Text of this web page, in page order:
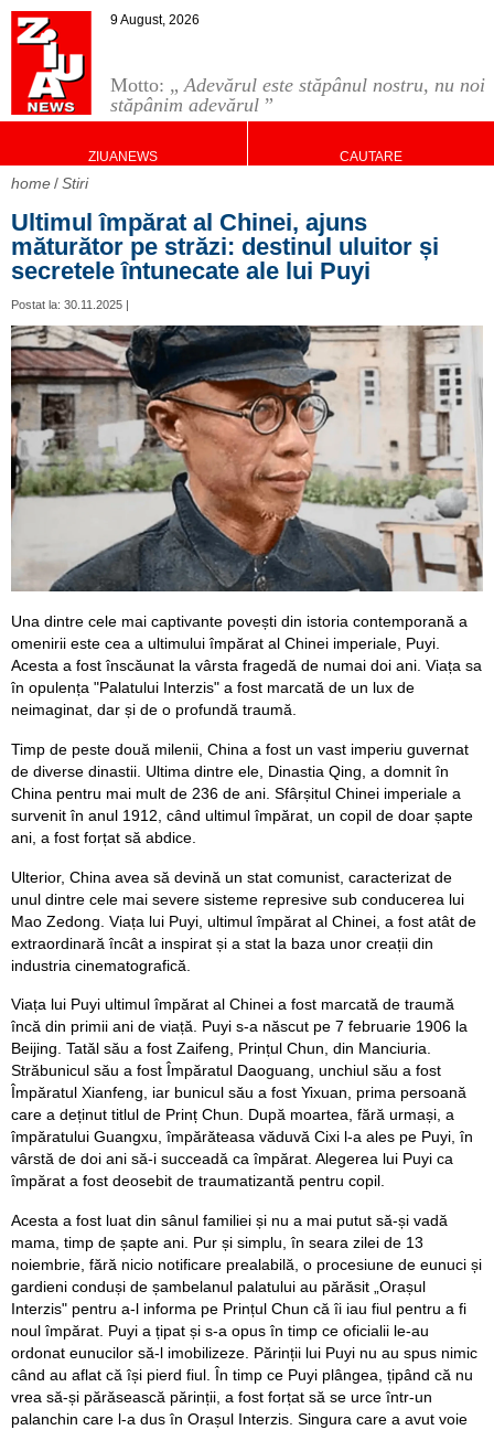
Motto: „Adevărul este stăpânul nostru, nu noi
stăpânim adevărul ”
9 August, 2026
ZIUANEWS CAUTARE
home Stiri
Ultimul împărat al Chinei, ajuns
măturător pe străzi: destinul uluitor și
secretele întunecate ale lui Puyi
Postat la: 30.11.2025 |
Una dintre cele mai captivante povești din istoria contemporană a
omenirii este cea a ultimului împărat al Chinei imperiale, Puyi.
Acesta a fost înscăunat la vârsta fragedă de numai doi ani. Viața sa
în opulența "Palatului Interzis" a fost marcată de un lux de
neimaginat, dar și de o profundă traumă.
Timp de peste două milenii, China a fost un vast imperiu guvernat
de diverse dinastii. Ultima dintre ele, Dinastia Qing, a domnit în
China pentru mai mult de 236 de ani. Sfârșitul Chinei imperiale a
survenit în anul 1912, când ultimul împărat, un copil de doar șapte
ani, a fost forțat să abdice.
Ulterior, China avea să devină un stat comunist, caracterizat de
unul dintre cele mai severe sisteme represive sub conducerea lui
Mao Zedong. Viața lui Puyi, ultimul împărat al Chinei, a fost atât de
extraordinară încât a inspirat și a stat la baza unor creații din
industria cinematografică.
Viața lui Puyi ultimul împărat al Chinei a fost marcată de traumă
încă din primii ani de viață. Puyi s-a născut pe 7 februarie 1906 la
Beijing. Tatăl său a fost Zaifeng, Prințul Chun, din Manciuria.
Străbunicul său a fost Împăratul Daoguang, unchiul său a fost
Împăratul Xianfeng, iar bunicul său a fost Yixuan, prima persoană
care a deținut titlul de Prinț Chun. După moartea, fără urmași, a
împăratului Guangxu, împărăteasa văduvă Cixi l-a ales pe Puyi, în
vârstă de doi ani să-i succeadă ca împărat. Alegerea lui Puyi ca
împărat a fost deosebit de traumatizantă pentru copil.
Acesta a fost luat din sânul familiei și nu a mai putut să-și vadă
mama, timp de șapte ani. Pur și simplu, în seara zilei de 13
noiembrie, fără nicio notificare prealabilă, o procesiune de eunuci și
gardieni conduși de șambelanul palatului au părăsit „Orașul
Interzis" pentru a-l informa pe Prințul Chun că îi iau fiul pentru a fi
noul împărat. Puyi a țipat și s-a opus în timp ce oficialii le-au
ordonat eunucilor să-l imobilizeze. Părinții lui Puyi nu au spus nimic
când au aflat că își pierd fiul. În timp ce Puyi plângea, țipând că nu
vrea să-și părăsească părinții, a fost forțat să se urce într-un
palanchin care l-a dus în Orașul Interzis. Singura care a avut voie